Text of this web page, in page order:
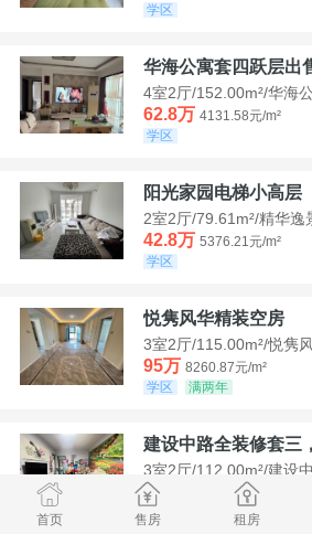
学区
华海公寓套四跃层出
4室2厅/152.00m²/华海
62.8万 4131.58元/m²
学区
阳光家园电梯小高层
2室2厅/79.61m²/精华逸
42.8万 5376.21元/m²
学区
悦隽风华精装空房
3室2厅/115.00m²/悦隽
95万 8260.87元/m²
学区
满两年
建设中路全装修套三
3室2厅/112.00m²/建设
35万
3125元/m²
学区
首页 售房 租房